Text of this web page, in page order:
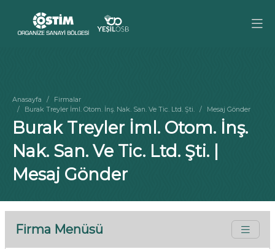
Anasayfa
Firmalar
Burak Treyler İml. Otom. İnş. Nak. San. Ve Tic. Ltd. Şti.
Mesaj Gönder
Burak Treyler İml. Otom. İnş.
Nak. San. Ve Tic. Ltd. Şti. |
Mesaj Gönder
Firma Menüsü